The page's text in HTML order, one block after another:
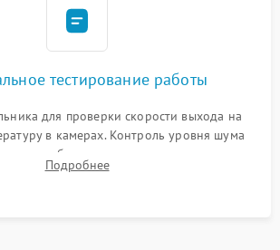
тестирование работы
для проверки скорости выхода на
в камерах. Контроль уровня шума
обмерзания стенок и корректного
системы автоматической оттайки.
Подробнее